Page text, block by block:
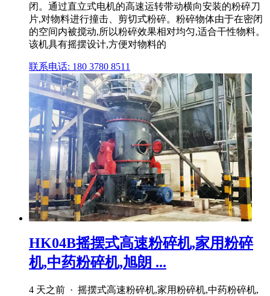
闭。通过直立式电机的高速运转带动横向安装的粉碎刀
片,对物料进行撞击、剪切式粉碎。粉碎物体由于在密闭
的空间内被搅动,所以粉碎效果相对均匀,适合干性物料。
该机具有摇摆设计,方便对物料的
联系电话: 180 3780 8511
HK04B摇摆式高速粉碎机,家用粉碎
机,中药粉碎机,旭朗 ...
4 天之前 · 摇摆式高速粉碎机,家用粉碎机,中药粉碎机,